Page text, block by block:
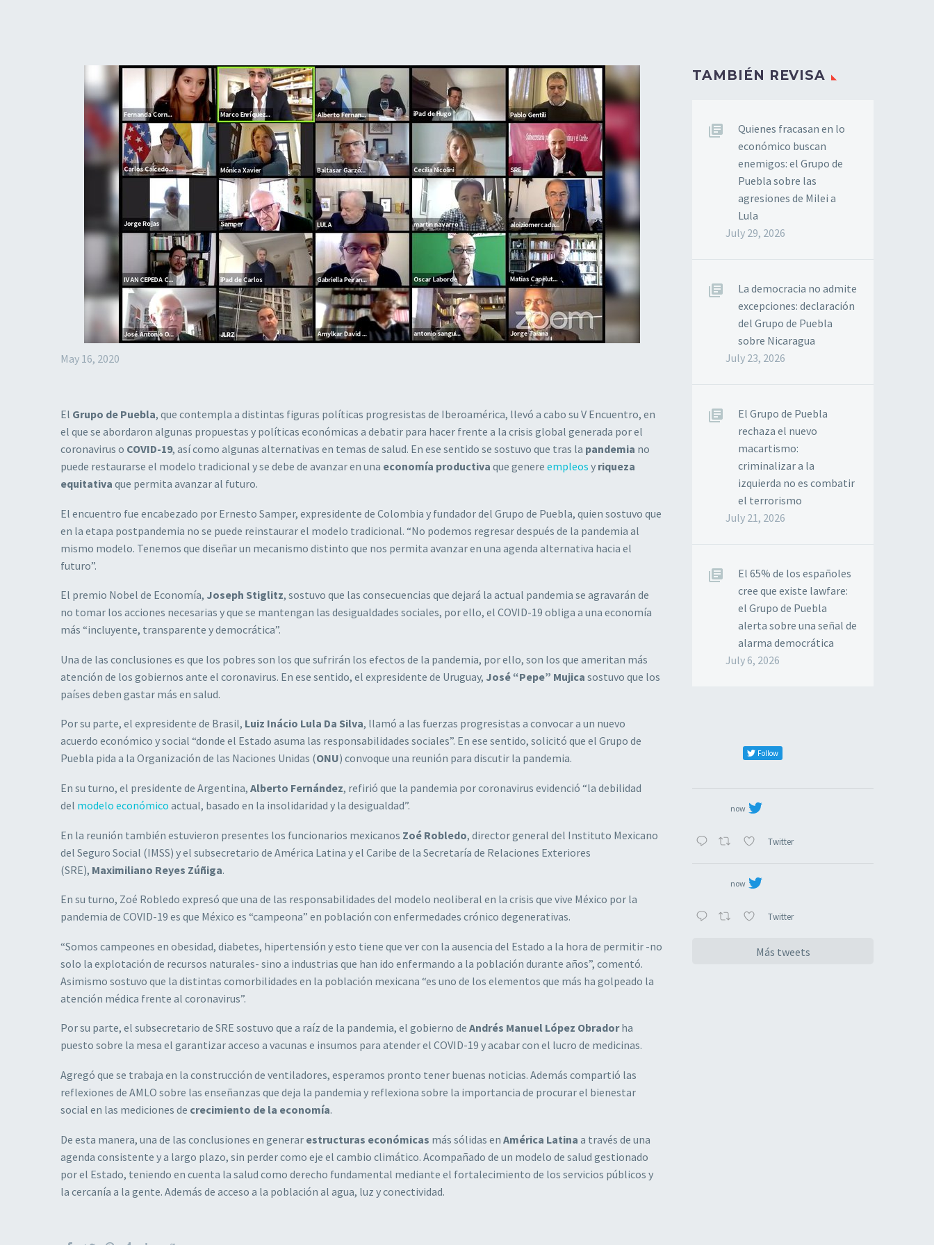
May 16, 2020
El Grupo de Puebla, que contempla a distintas figuras políticas progresistas de Iberoamérica, llevó a cabo su V Encuentro, en
el que se abordaron algunas propuestas y políticas económicas a debatir para hacer frente a la crisis global generada por el
coronavirus o COVID-19, así como algunas alternativas en temas de salud. En ese sentido se sostuvo que tras la pandemia no
puede restaurarse el modelo tradicional y se debe de avanzar en una economía productiva que genere empleos y riqueza
equitativa que permita avanzar al futuro.
El encuentro fue encabezado por Ernesto Samper, expresidente de Colombia y fundador del Grupo de Puebla, quien sostuvo que
en la etapa postpandemia no se puede reinstaurar el modelo tradicional. “No podemos regresar después de la pandemia al
mismo modelo. Tenemos que diseñar un mecanismo distinto que nos permita avanzar en una agenda alternativa hacia el
futuro”.
El premio Nobel de Economía, Joseph Stiglitz, sostuvo que las consecuencias que dejará la actual pandemia se agravarán de
no tomar los acciones necesarias y que se mantengan las desigualdades sociales, por ello, el COVID-19 obliga a una economía
más “incluyente, transparente y democrática”.
Una de las conclusiones es que los pobres son los que sufrirán los efectos de la pandemia, por ello, son los que ameritan más
atención de los gobiernos ante el coronavirus. En ese sentido, el expresidente de Uruguay, José “Pepe” Mujica sostuvo que los
países deben gastar más en salud.
Por su parte, el expresidente de Brasil, Luiz Inácio Lula Da Silva, llamó a las fuerzas progresistas a convocar a un nuevo
acuerdo económico y social “donde el Estado asuma las responsabilidades sociales”. En ese sentido, solicitó que el Grupo de
Puebla pida a la Organización de las Naciones Unidas (ONU) convoque una reunión para discutir la pandemia.
En su turno, el presidente de Argentina, Alberto Fernández, refirió que la pandemia por coronavirus evidenció “la debilidad
del modelo económico actual, basado en la insolidaridad y la desigualdad”.
En la reunión también estuvieron presentes los funcionarios mexicanos Zoé Robledo, director general del Instituto Mexicano
del Seguro Social (IMSS) y el subsecretario de América Latina y el Caribe de la Secretaría de Relaciones Exteriores
(SRE), Maximiliano Reyes Zúñiga.
En su turno, Zoé Robledo expresó que una de las responsabilidades del modelo neoliberal en la crisis que vive México por la
pandemia de COVID-19 es que México es “campeona” en población con enfermedades crónico degenerativas.
“Somos campeones en obesidad, diabetes, hipertensión y esto tiene que ver con la ausencia del Estado a la hora de permitir -no
solo la explotación de recursos naturales- sino a industrias que han ido enfermando a la población durante años”, comentó.
Asimismo sostuvo que la distintas comorbilidades en la población mexicana “es uno de los elementos que más ha golpeado la
atención médica frente al coronavirus”.
Por su parte, el subsecretario de SRE sostuvo que a raíz de la pandemia, el gobierno de Andrés Manuel López Obradorha
puesto sobre la mesa el garantizar acceso a vacunas e insumos para atender el COVID-19 y acabar con el lucro de medicinas.
Agregó que se trabaja en la construcción de ventiladores, esperamos pronto tener buenas noticias. Además compartió las
reflexiones de AMLO sobre las enseñanzas que deja la pandemia y reflexiona sobre la importancia de procurar el bienestar
social en las mediciones de crecimiento de la economía.
De esta manera, una de las conclusiones en generar estructuras económicas más sólidas en América Latina a través de una
agenda consistente y a largo plazo, sin perder como eje el cambio climático. Acompañado de un modelo de salud gestionado
por el Estado, teniendo en cuenta la salud como derecho fundamental mediante el fortalecimiento de los servicios públicos y
la cercanía a la gente. Además de acceso a la población al agua, luz y conectividad.
TAMBIÉN REVISA
Quienes fracasan en lo
económico buscan
enemigos: el Grupo de
Puebla sobre las
agresiones de Milei a
Lula
July 29, 2026
La democracia no admite
excepciones: declaración
del Grupo de Puebla
sobre Nicaragua
July 23, 2026
El Grupo de Puebla
rechaza el nuevo
macartismo:
criminalizar a la
izquierda no es combatir
el terrorismo
July 21, 2026
El 65% de los españoles
cree que existe lawfare:
el Grupo de Puebla
alerta sobre una señal de
alarma democrática
July 6, 2026
Follow
now
Twitter
now
Twitter
Más tweets